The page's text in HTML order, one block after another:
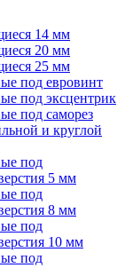
14 мм
20 мм
25 мм
под евровинт
под эксцентрик
под саморез
и круглой
под
5 мм
под
8 мм
под
10 мм
под